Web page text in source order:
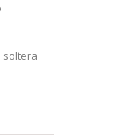
soltera